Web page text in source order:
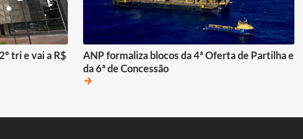
tri e vai a R$
ANP formaliza blocos da 4ª Oferta de Partilha e
da 6ª de Concessão
arrow_forward